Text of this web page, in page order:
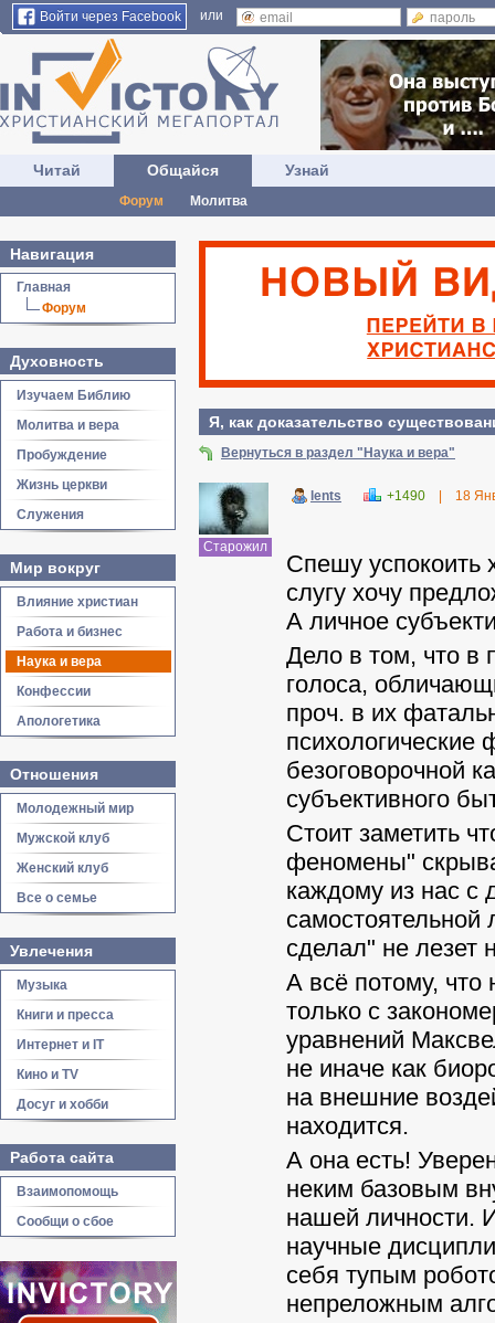
Войти через Facebook или
Читай Общайся
Форум Молитва
Узнай
Навигация
Главная
Форум
Духовность
Изучаем Библию
Молитва и вера
Пробуждение
Жизнь церкви
Служения
Мир вокруг
Влияние христиан
Работа и бизнес
Наука и вера
Конфессии
Апологетика
Отношения
Молодежный мир
Мужской клуб
Женский клуб
Все о семье
Увлечения
Музыка
Книги и пресса
Интернет и IT
Кино и TV
Досуг и хобби
Работа сайта
Взаимопомощь
Сообщи о сбое
Я, как доказательство
Вернуться в раздел "Наука и вера"
Старожил
lents +1490 18
Спешу успокоить
слугу хочу
А личное
Дело в том, что в
голоса,
проч. в их
психологические
безоговорочной
субъективного
Стоит заметить
феномены"
каждому из нас с
самостоятельной
сделал" не лезет
А всё потому, что
только с
уравнений
не иначе как
на внешние
находится.
А она есть!
неким базовым
нашей личности.
научные
себя тупым
непреложным